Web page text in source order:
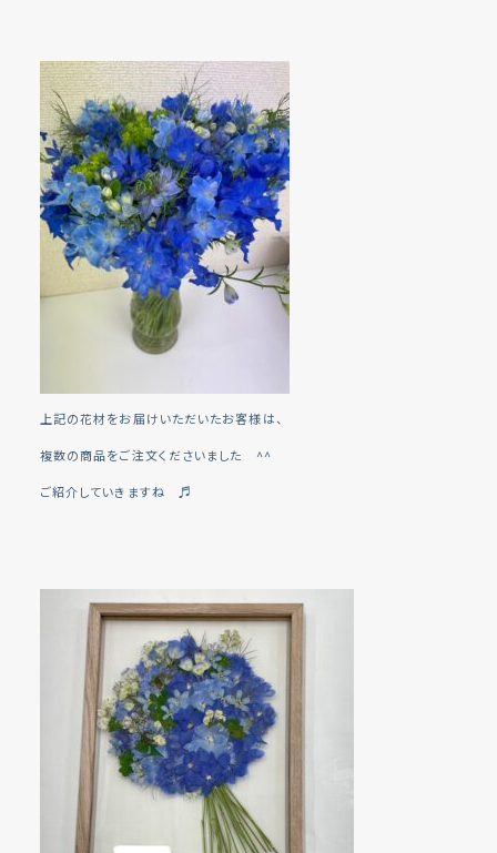
上記の花材をお届けいただいたお客様は、
複数の商品をご注文くださいました ^^
ご紹介していきますね ♬